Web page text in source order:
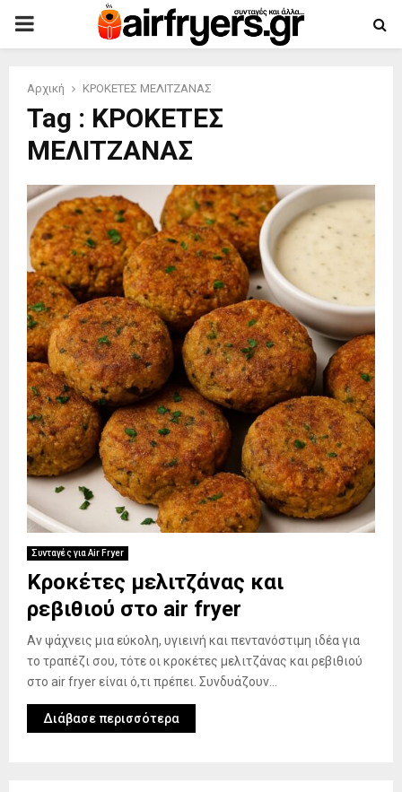
PRIMARY
Αρχική ΚΡΟΚΕΤΕΣ ΜΕΛΙΤΖΑΝΑΣ
Tag : ΚΡΟΚΕΤΕΣ
ΜΕΛΙΤΖΑΝΑΣ
Συνταγές για Air Fryer
Κροκέτες μελιτζάνας και
ρεβιθιού στο air fryer
Αν ψάχνεις μια εύκολη, υγιεινή και πεντανόστιμη ιδέα για
το τραπέζι σου, τότε οι κροκέτες μελιτζάνας και ρεβιθιού
στο air fryer είναι ό,τι πρέπει. Συνδυάζουν...
Διάβασε περισσότερα